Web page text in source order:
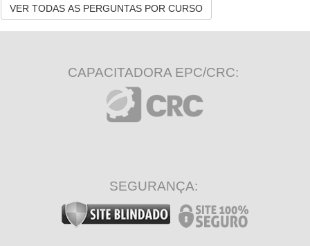
VER TODAS AS PERGUNTAS POR CURSO
CAPACITADORA EPC/CRC:
SEGURANÇA: